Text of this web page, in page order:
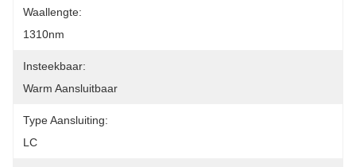
Waallengte:
1310nm
Insteekbaar:
Warm Aansluitbaar
Type Aansluiting:
LC